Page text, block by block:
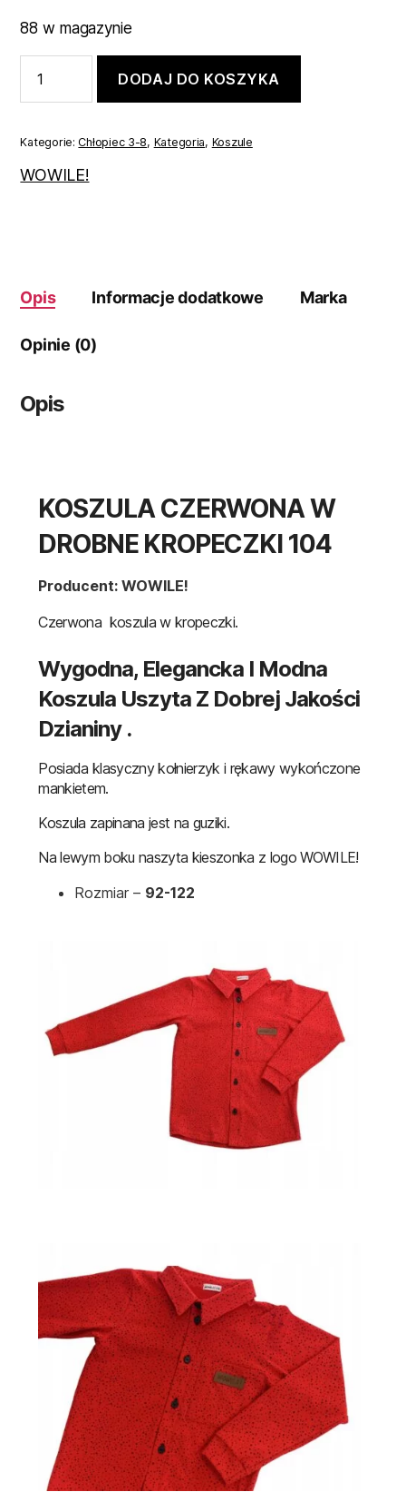
88 w magazynie
KOSZULA
CZERWONA
DROBNE
KROPECZKI
104
DODAJ DO KOSZYKA
Kategorie:Chłopiec 3-8, Kategoria, Koszule
WOWILE!
Opis Informacje dodatkowe Marka
Opinie (0)
Opis
KOSZULA CZERWONA W
DROBNE KROPECZKI 104
Producent: WOWILE!
Czerwona koszula w kropeczki.
Wygodna, Elegancka I Modna
Koszula Uszyta Z Dobrej Jakości
Dzianiny .
Posiada klasyczny kołnierzyk i rękawy wykończone
mankietem.
Koszula zapinana jest na guziki.
Na lewym boku naszyta kieszonka z logo WOWILE!
Rozmiar – 92-122